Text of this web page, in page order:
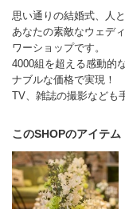
思い通りの結婚式、人
あなたの素敵なウェデ
ワーショップです。
4000組を超える感動的
ナブルな価格で実現！
TV、雑誌の撮影なども
このSHOPのアイテム